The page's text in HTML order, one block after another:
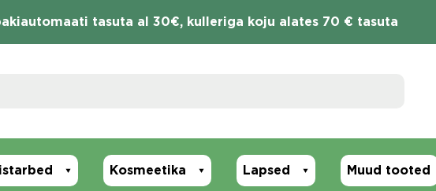
tasuta al 30€, kulleriga koju alates 70 € tasuta
Kosmeetika Lapsed Muud tooted